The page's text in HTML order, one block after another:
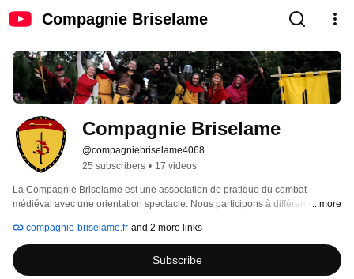
Compagnie Briselame
Compagnie Briselame
@compagniebriselame4068
25 subscribers • 17 videos
La Compagnie Briselame est une association de pratique du combat
médiéval avec une orientation spectacle. Nous participons à différentes fêtes
...more
compagnie-briselame.fr and 2 more links
Subscribe